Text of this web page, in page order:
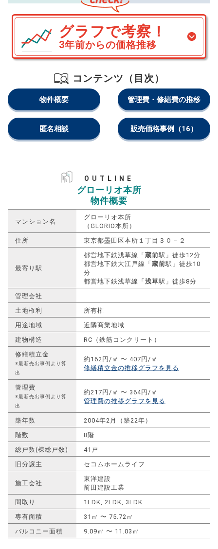
グラフで考察！
3年前からの価格推移
コンテンツ（目次）
物件概要 管理費・修繕費の推移
匿名相談 販売価格事例 （16）
OUTLINE
グローリオ本所
物件概要
マンション名
グローリオ本所
（GLORIO本所）
住所
東京都墨田区本所１丁目３０－２
最寄り駅
都営地下鉄浅草線「蔵前駅」徒歩12分
都営地下鉄大江戸線「蔵前駅」徒歩10
分
都営地下鉄浅草線「浅草駅」徒歩8分
管理会社
土地権利
所有権
用途地域
近隣商業地域
建物構造
RC（鉄筋コンクリート）
修繕積立金
※最新売出事例より算
出
約162円/㎡ 〜 407円/㎡
修繕積立金の推移グラフを見る
管理費
※最新売出事例より算
出
約217円/㎡ 〜 364円/㎡
管理費の推移グラフを見る
築年数
2004年2月（築22年）
階数
8階
総戸数(棟総戸数)
41戸
旧分譲主
セコムホームライフ
施工会社
東洋建設
前田建設工業
間取り
1LDK, 2LDK, 3LDK
専有面積
31㎡ 〜 75.72㎡
バルコニー面積
9.09㎡ 〜 11.03㎡